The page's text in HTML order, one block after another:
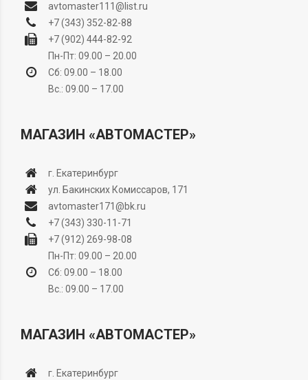
avtomaster111@list.ru
+7 (343) 352-82-88
+7 (902) 444-82-92
Пн-Пт: 09.00 – 20.00
Сб: 09.00 – 18.00
Вс.: 09.00 – 17.00
МАГАЗИН «АВТОМАСТЕР»
г. Екатеринбург
ул. Бакинских Комиссаров, 171
avtomaster171@bk.ru
+7 (343) 330-11-71
+7 (912) 269-98-08
Пн-Пт: 09.00 – 20.00
Сб: 09.00 – 18.00
Вс.: 09.00 – 17.00
МАГАЗИН «АВТОМАСТЕР»
г. Екатеринбург